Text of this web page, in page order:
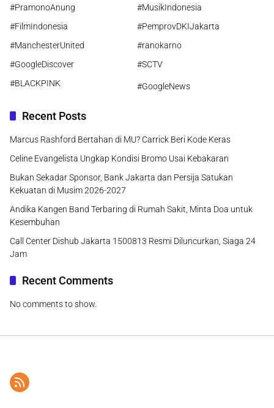
#PramonoAnung
#MusikIndonesia
#FilmIndonesia
#PemprovDKIJakarta
#ManchesterUnited
#ranokarno
#GoogleDiscover
#SCTV
#BLACKPINK
#GoogleNews
Recent Posts
Marcus Rashford Bertahan di MU? Carrick Beri Kode Keras
Celine Evangelista Ungkap Kondisi Bromo Usai Kebakaran
Bukan Sekadar Sponsor, Bank Jakarta dan Persija Satukan
Kekuatan di Musim 2026-2027
Andika Kangen Band Terbaring di Rumah Sakit, Minta Doa untuk
Kesembuhan
Call Center Dishub Jakarta 1500813 Resmi Diluncurkan, Siaga 24
Jam
Recent Comments
No comments to show.